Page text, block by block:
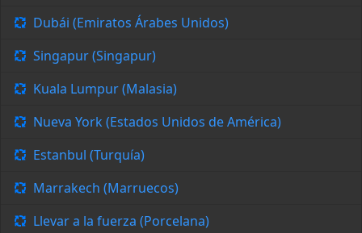
Dubái (Emiratos Árabes Unidos)
Singapur (Singapur)
Kuala Lumpur (Malasia)
Nueva York (Estados Unidos de América)
Estanbul (Turquía)
Marrakech (Marruecos)
Llevar a la fuerza (Porcelana)